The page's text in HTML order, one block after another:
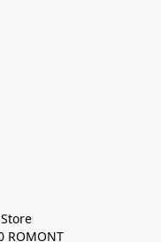
ROMONT